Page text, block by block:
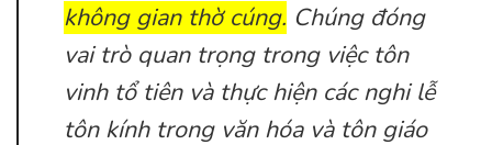
không gian thờ cúng. Chúng đóng
vai trò quan trọng trong việc tôn
vinh tổ tiên và thực hiện các nghi lễ
tôn kính trong văn hóa và tôn giáo